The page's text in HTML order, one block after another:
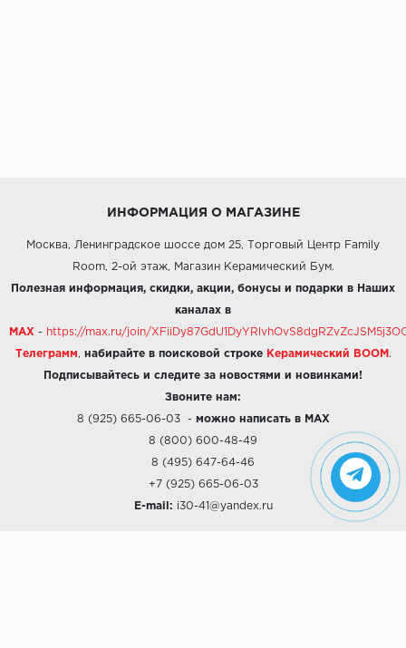
ИНФОРМАЦИЯ О МАГАЗИНЕ
Москва, Ленинградское шоссе дом 25, Торговый Центр Family
Room, 2-ой этаж, Магазин Керамический Бум.
Полезная информация, скидки, акции, бонусы и подарки в Наших
каналах в
MAX - https://max.ru/join/
Телеграмм набирайте в поисковой строке Керамический BOOM .
Подписывайтесь и следите за новостями и новинками!
Звоните нам:
8 (925) 665-06-03- можно написать в MAX
8 (800) 600-48-49
8 (495) 647-64-46
+7 (925) 665-06-03
E-mail: i30-41@yandex.ru